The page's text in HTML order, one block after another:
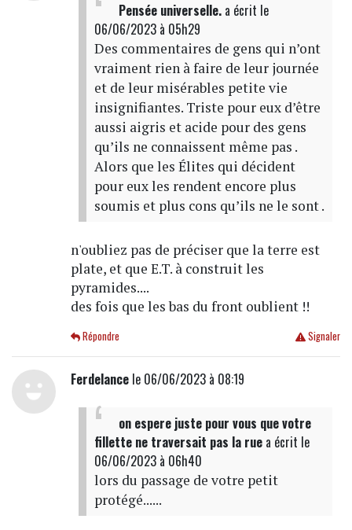
Pensée universelle.a écrit le
06/06/2023 à 05h29
Des commentaires de gens qui n’ont
vraiment rien à faire de leur journée
et de leur misérables petite vie
insignifiantes. Triste pour eux d’être
aussi aigris et acide pour des gens
qu’ils ne connaissent même pas .
Alors que les Élites qui décident
pour eux les rendent encore plus
soumis et plus cons qu’ils ne le sont .
n'oubliez pas de préciser que la terre est
plate, et que E.T. à construit les
pyramides....
des fois que les bas du front oublient !!
Signaler
Répondre
Ferdelancele 06/06/2023 à 08:19
on espere juste pour vous que votre
fillette ne traversait pas la ruea écrit le
06/06/2023 à 06h40
lors du passage de votre petit
protégé......